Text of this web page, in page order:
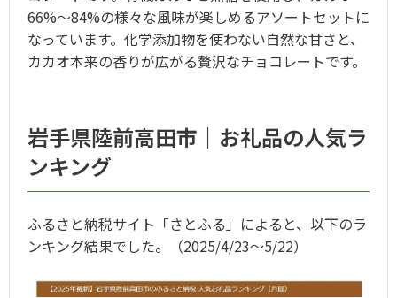
66%～84%の様々な風味が楽しめるアソートセットに
なっています。化学添加物を使わない自然な甘さと、
カカオ本来の香りが広がる贅沢なチョコレートです。
岩手県陸前高田市｜お礼品の人気ラ
ンキング
ふるさと納税サイト「さとふる」によると、以下のラ
ンキング結果でした。（2025/4/23～5/22）